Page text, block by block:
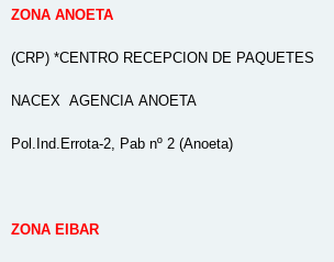
ZONA ANOETA
(CRP) *CENTRO RECEPCION DE PAQUETES
NACEX AGENCIA ANOETA
Pol.Ind.Errota-2, Pab nº 2 (Anoeta)
ZONA EIBAR